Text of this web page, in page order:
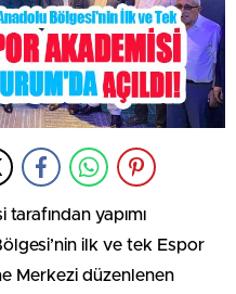
yapımı
ilk ve tek Espor
Merkezi düzenlenen